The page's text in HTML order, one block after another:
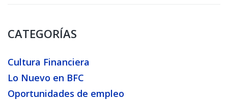
CATEGORÍAS
Cultura Financiera
Lo Nuevo en BFC
Oportunidades de empleo